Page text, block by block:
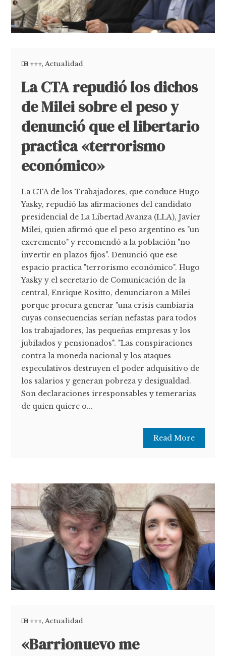
+++,Actualidad
La CTA repudió los dichos
de Milei sobre el peso y
denunció que el libertario
practica «terrorismo
económico»
La CTA de los Trabajadores, que conduce Hugo
Yasky, repudió las afirmaciones del candidato
presidencial de La Libertad Avanza (LLA), Javier
Milei, quien afirmó que el peso argentino es "un
excremento" y recomendó a la población "no
invertir en plazos fijos". Denunció que ese
espacio practica "terrorismo económico". Hugo
Yasky y el secretario de Comunicación de la
central, Enrique Rositto, denunciaron a Milei
porque procura generar "una crisis cambiaria
cuyas consecuencias serían nefastas para todos
los trabajadores, las pequeñas empresas y los
jubilados y pensionados". "Las conspiraciones
contra la moneda nacional y los ataques
especulativos destruyen el poder adquisitivo de
los salarios y generan pobreza y desigualdad.
Son declaraciones irresponsables y temerarias
de quien quiere o...
Read More
+++,Actualidad
«Barrionuevo me